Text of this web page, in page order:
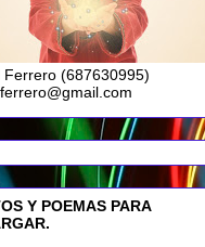
Ferrero (687630995)
Y POEMAS PARA